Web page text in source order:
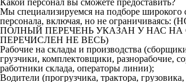
Мы специализируемся на подборе широкого
персонала, включая, но не ограничиваясь:
ПОЛНЫЙ ПЕРЕЧЕНЬ УКАЗАН У НАС НА
ПЕРЕЧИСЛЕН НЕ ВЕСЬ)
Рабочие на склады и производства
грузчики, комплектовщики, разнорабочие,
работники склада, операторы линии);
Водители (прогрузчика, трактора, грузовика,